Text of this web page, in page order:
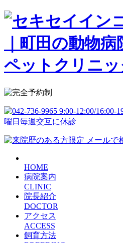
HOME
病院案内
CLINIC
院長紹介
DOCTOR
アクセス
ACCESS
飼育方法